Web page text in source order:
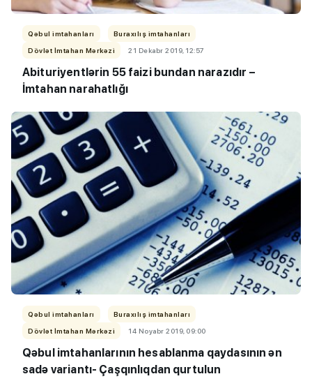
Qəbul imtahanları
Buraxılış imtahanları
Dövlət İmtahan Mərkəzi
21 Dekabr 2019, 12:57
Abituriyentlərin 55 faizi bundan narazıdır –
İmtahan narahatlığı
Qəbul imtahanları
Buraxılış imtahanları
Dövlət İmtahan Mərkəzi
14 Noyabr 2019, 09:00
Qəbul imtahanlarının hesablanma qaydasının ən
sadə variantı- Çaşqınlıqdan qurtulun